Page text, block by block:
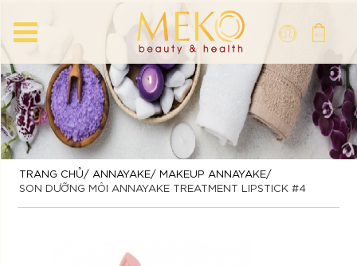
TRANG CHỦ ANNAYAKE
MAKEUP ANNAYAKE
SON DƯỠNG MÔI ANNAYAKE TREATMENT LIPSTICK #4